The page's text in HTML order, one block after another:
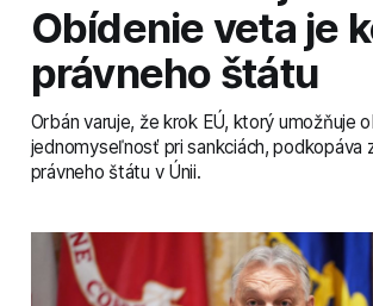
Obídenie veta je
právneho štátu
Orbán varuje, že krok EÚ, ktorý umožňuje
jednomyseľnosť pri sankciách, podkopáva
právneho štátu v Únii.